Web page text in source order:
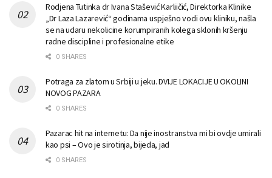
Rodjena Tutinka dr Ivana Stašević Karliičić, Direktorka Klinike
„Dr Laza Lazarević“ godinama uspješno vodi ovu kliniku, našla
se na udaru nekolicine korumpiranih kolega sklonih kršenju
radne discipline i profesionalne etike
0 SHARES
Potraga za zlatom u Srbiji u jeku. DVIJE LOKACIJE U OKOLINI
NOVOG PAZARA
0 SHARES
Pazarac hit na internetu: Da nije inostranstva mi bi ovdje umirali
kao psi – Ovo je sirotinja, bijeda, jad
0 SHARES